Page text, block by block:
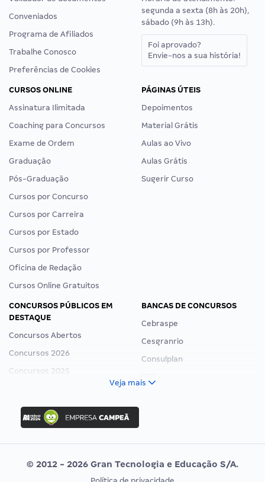
Conveniados
Programa de Afiliados
Trabalhe Conosco
Preferências de Cookies
segunda a sexta (8h às 20h),
sábado (9h às 13h).
Foi aprovado?
Envie-nos a sua história!
CURSOS ONLINE
Assinatura Ilimitada
Coaching para Concursos
Exame de Ordem
Graduação
Pós-Graduação
Cursos por Concurso
Cursos por Carreira
Cursos por Estado
Cursos por Professor
Oficina de Redação
Cursos Online Gratuitos
PÁGINAS ÚTEIS
Depoimentos
Material Grátis
Aulas ao Vivo
Aulas Grátis
Sugerir Curso
CONCURSOS PÚBLICOS EM
DESTAQUE
Concursos Abertos
Concursos 2026
Concursos 2025
Concurso Ibama
Concurso MPU
Editais publicados
BANCAS DE CONCURSOS
Cebraspe
Cesgranrio
Consulplan
Vunesp
Veja mais
© 2012 - 2026 Gran Tecnologia e Educação S/A.